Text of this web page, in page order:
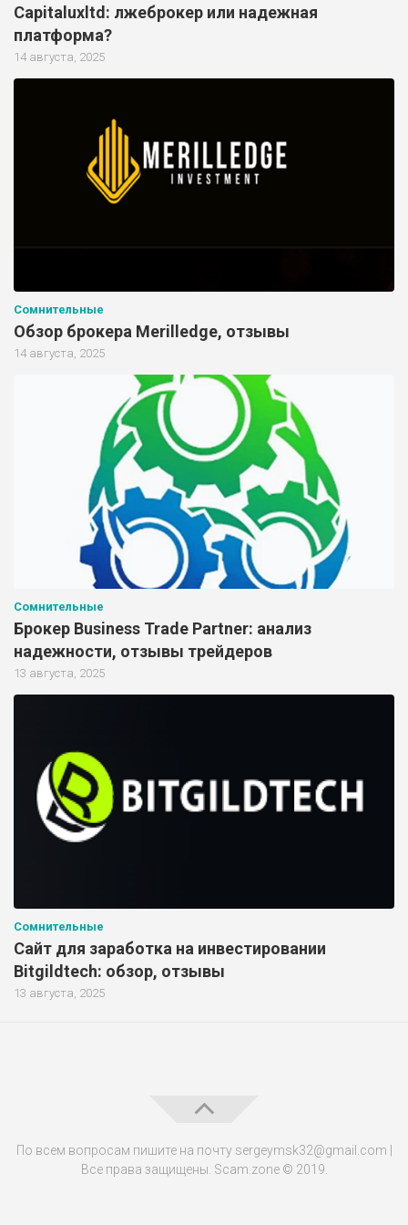
Capitaluxltd: лжеброкер или надежная
платформа?
14 августа, 2025
Сомнительные
Обзор брокера Merilledge, отзывы
14 августа, 2025
Сомнительные
Брокер Business Trade Partner: анализ
надежности, отзывы трейдеров
13 августа, 2025
Сомнительные
Сайт для заработка на инвестировании
Bitgildtech: обзор, отзывы
13 августа, 2025
По всем вопросам пишите на почту sergeymsk32@gmail.com |
Все права защищены. Scam.zone © 2019.